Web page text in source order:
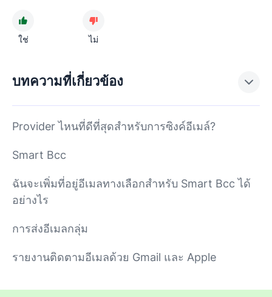
ใช่ ไม่
บทความที่เกี่ยวข้อง
Provider ไหนที่ดีที่สุดสำหรับการซิงค์อีเมล์?
Smart Bcc
ฉันจะเพิ่มที่อยู่อีเมลทางเลือกสำหรับ Smart Bcc ได้
อย่างไร
การส่งอีเมลกลุ่ม
รายงานติดตามอีเมลด้วย Gmail และ Apple